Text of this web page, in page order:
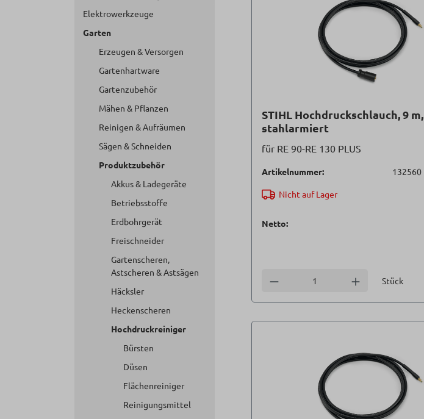
Elektrowerkzeuge
Garten
Erzeugen & Versorgen
Gartenhartware
Gartenzubehör
Mähen & Pflanzen
Reinigen & Aufräumen
Sägen & Schneiden
Produktzubehör
Akkus & Ladegeräte
Betriebsstoffe
Erdbohrgerät
Freischneider
Gartenscheren,
Astscheren & Astsägen
Häcksler
Heckenscheren
Hochdruckreiniger
Bürsten
Düsen
Flächenreiniger
Reinigungsmittel
STIHL Hochdruckschlauch, 9 m,
stahlarmiert
für RE 90-RE 130 PLUS
Artikelnummer: 132560
Nicht auf Lager
Netto:
Anzahl verringern Anzahl erhöhen